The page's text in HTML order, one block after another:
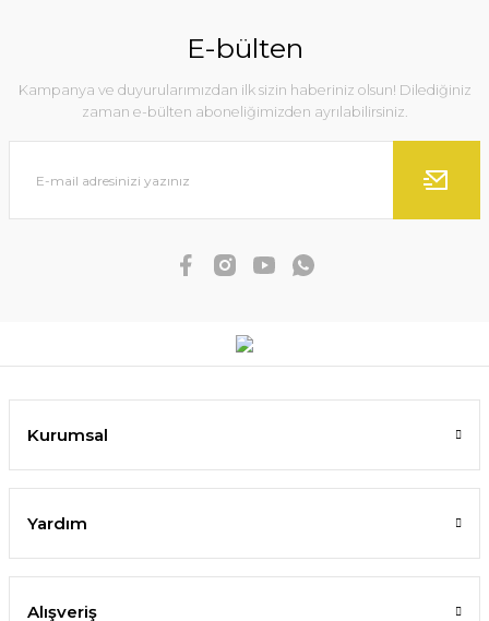
E-bülten
Kampanya ve duyurularımızdan ilk sizin haberiniz olsun! Dilediğiniz
zaman e-bülten aboneliğimizden ayrılabilirsiniz.
Kurumsal
Yardım
Alışveriş